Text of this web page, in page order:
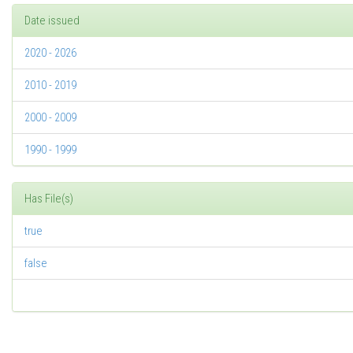
Date issued
2020 - 2026
2010 - 2019
2000 - 2009
1990 - 1999
Has File(s)
true
false